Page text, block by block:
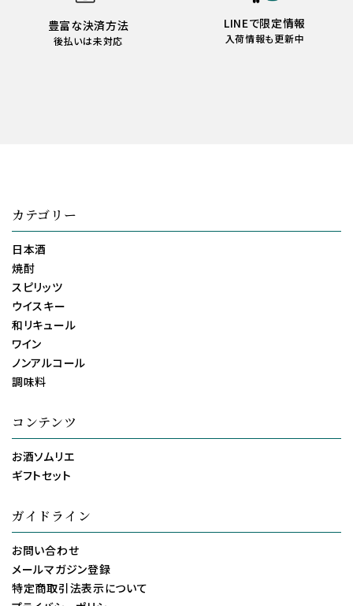
豊富な決済方法
後払いは未対応
LINEで限定情報
入荷情報も更新中
カテゴリー
日本酒
焼酎
スピリッツ
ウイスキー
和リキュール
ワイン
ノンアルコール
調味料
コンテンツ
お酒ソムリエ
ギフトセット
ガイドライン
お問い合わせ
メールマガジン登録
特定商取引法表示について